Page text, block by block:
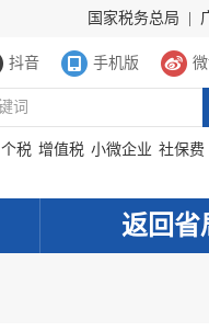
国家税务总局
抖音 手机版
个税 增值税 小微企业 社保费
返回省